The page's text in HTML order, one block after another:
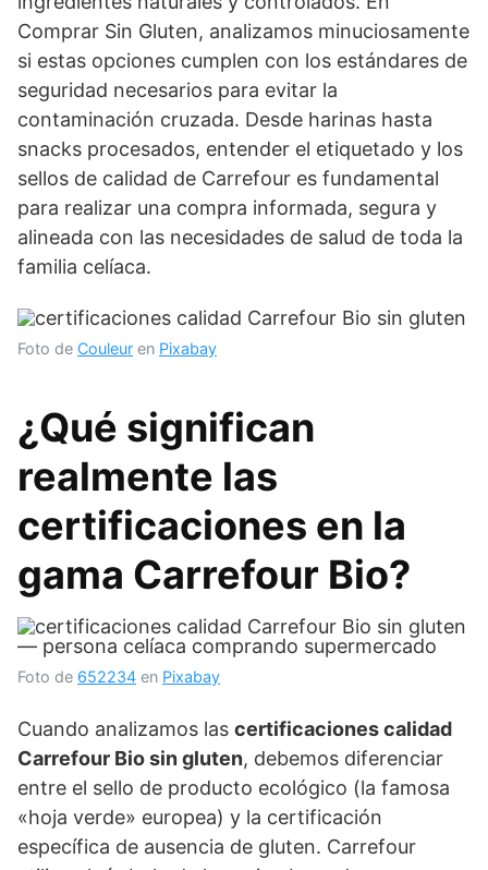
Comprar Sin Gluten, analizamos minuciosamente
si estas opciones cumplen con los estándares de
seguridad necesarios para evitar la
contaminación cruzada. Desde harinas hasta
snacks procesados, entender el etiquetado y los
sellos de calidad de Carrefour es fundamental
para realizar una compra informada, segura y
alineada con las necesidades de salud de toda la
familia celíaca.
Foto de Couleur en Pixabay
¿Qué significan
realmente las
certificaciones en la
gama Carrefour Bio?
Foto de 652234 en Pixabay
Cuando analizamos las certificaciones calidad
Carrefour Bio sin gluten, debemos diferenciar
entre el sello de producto ecológico (la famosa
«hoja verde» europea) y la certificación
específica de ausencia de gluten. Carrefour